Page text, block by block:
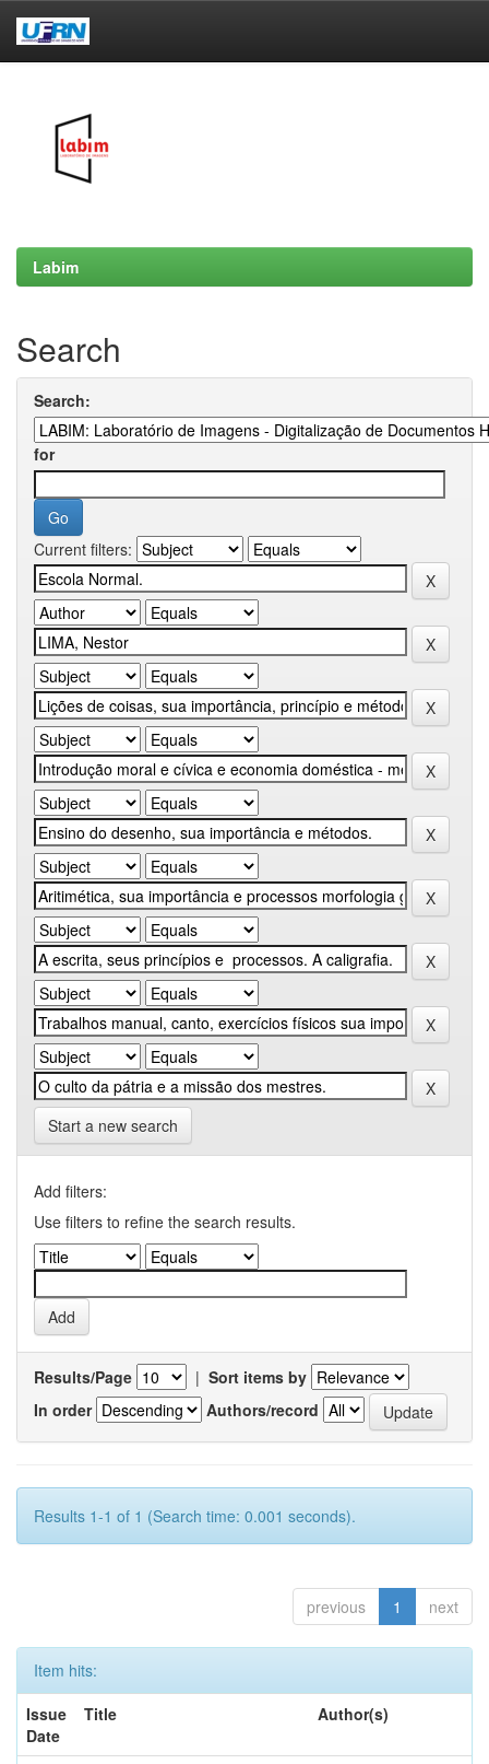
Labim
Search
Search:
for
Current filters:
Start a new search
Add filters:
Use filters to refine the search results.
Results/Page | Sort items by
In order
Authors/record
Results 1-1 of 1 (Search time: 0.001 seconds).
previous 1 next
Item hits:
Issue
Date
Title Author(s)